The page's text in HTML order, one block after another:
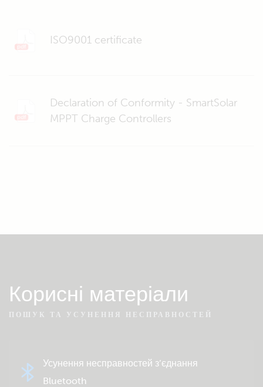
ISO9001 certificate
Declaration of Conformity - SmartSolar
MPPT Charge Controllers
Корисні матеріали
ПОШУК ТА УСУНЕННЯ НЕСПРАВНОСТЕЙ
Усунення несправностей з’єднання
Bluetooth